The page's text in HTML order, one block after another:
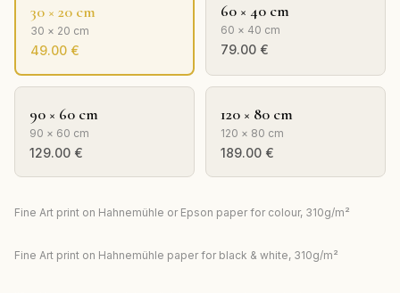
30 × 20 cm
30 × 20 cm
49.00 €
60 × 40 cm
60 × 40 cm
79.00 €
90 × 60 cm
90 × 60 cm
129.00 €
120 × 80 cm
120 × 80 cm
189.00 €
Fine Art print on Hahnemühle or Epson paper for colour, 310g/m²
Fine Art print on Hahnemühle paper for black & white, 310g/m²